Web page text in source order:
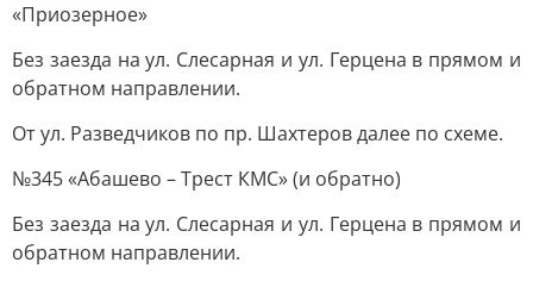
«Приозерное»
Без заезда на ул. Слесарная и ул. Герцена в прямом и
обратном направлении.
От ул. Разведчиков по пр. Шахтеров далее по схеме.
№345 «Абашево – Трест КМС» (и обратно)
Без заезда на ул. Слесарная и ул. Герцена в прямом и
обратном направлении.